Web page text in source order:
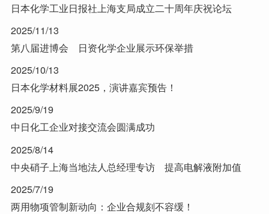
日本化学工业日报社上海支局成立二十周年庆祝论坛
2025/11/13
第八届进博会 日资化学企业展示环保举措
2025/10/13
日本化学材料展2025，演讲嘉宾预告！
2025/9/19
中日化工企业对接交流会圆满成功
2025/8/14
中央硝子上海当地法人总经理专访 提高电解液附加值
2025/7/19
两用物项管制新动向：企业合规刻不容缓！